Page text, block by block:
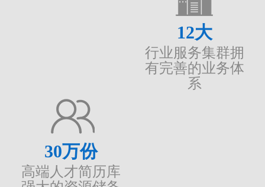
12大
行业服务集群拥
有完善的业务体
系
30万份
高端人才简历库